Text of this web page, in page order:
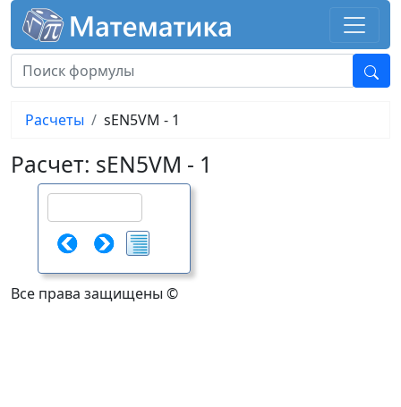
Расчеты sEN5VM - 1
Расчет: sEN5VM - 1
Все права защищены ©